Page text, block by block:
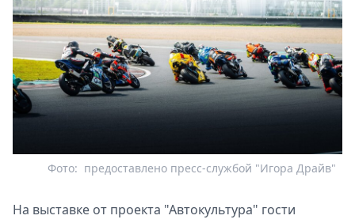
предоставлено пресс-службой "Игора Драйв"
Фото:
На выставке от проекта "Автокультура" гости